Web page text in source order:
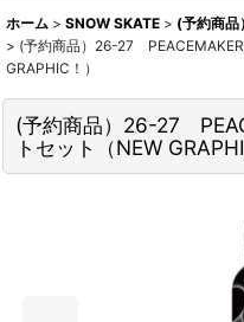
ホーム > SNOW SKATE > (予約商
> (予約商品）26-27
GRAPHIC！）
(予約商品）26-27
トセット（NEW